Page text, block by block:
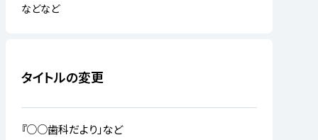
などなど
タイトルの変更
『○○歯科だより」など